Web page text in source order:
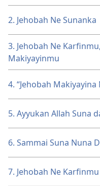
2. Jehobah Ne Sunanka
3. Jehobah Ne
Makiyayinmu
4. “Jehobah Makiyayina
5. Ayyukan Allah Suna
6. Sammai Suna Nuna
7. Jehobah Ne Karfinmu